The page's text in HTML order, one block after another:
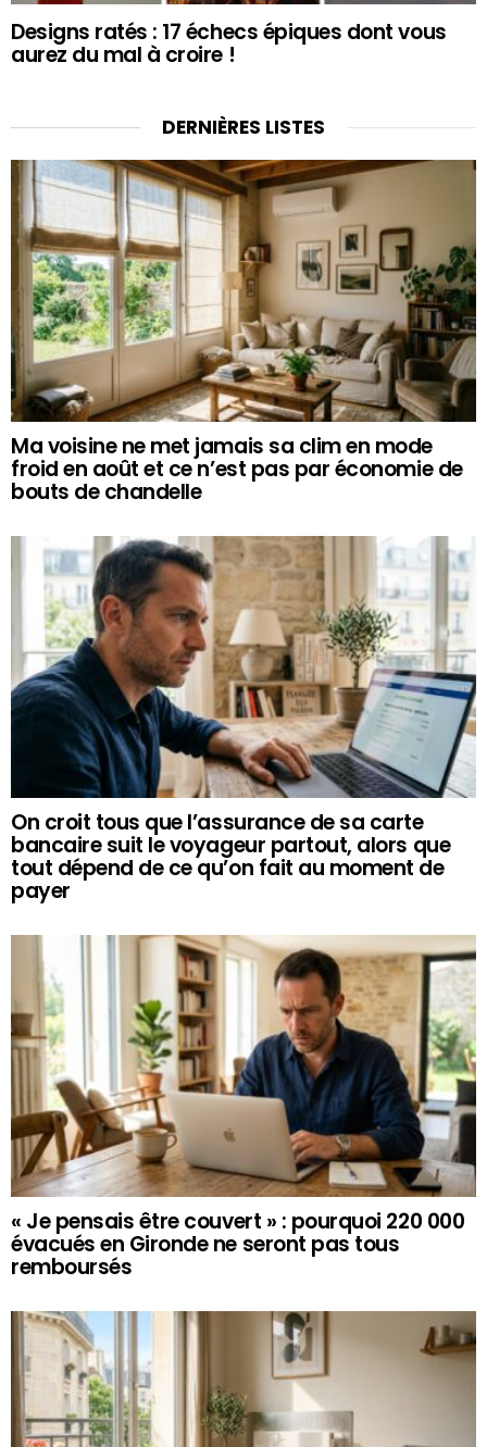
Designs ratés : 17 échecs épiques dont vous
aurez du mal à croire !
DERNIÈRES LISTES
Ma voisine ne met jamais sa clim en mode
froid en août et ce n’est pas par économie de
bouts de chandelle
On croit tous que l’assurance de sa carte
bancaire suit le voyageur partout, alors que
tout dépend de ce qu’on fait au moment de
payer
« Je pensais être couvert » : pourquoi 220 000
évacués en Gironde ne seront pas tous
remboursés